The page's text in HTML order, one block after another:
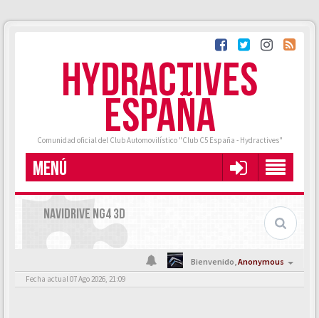
HYDRACTIVES
ESPAÑA
Comunidad oficial del Club Automovilístico "Club C5 España - Hydractives"
MENÚ
NAVIDRIVE NG4 3D
Bienvenido,Anonymous
Fecha actual 07 Ago 2026, 21:09